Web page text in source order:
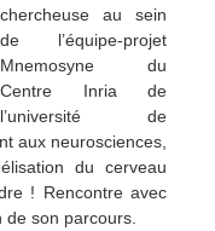
chercheuse au sein
de l’équipe-projet
Mnemosyne du
Centre Inria de
l’université de
aux neurosciences,
du cerveau
! Rencontre avec
son parcours.